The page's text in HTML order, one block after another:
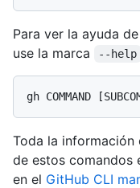
Para ver la ayuda
use la marca
--help
Toda la información
de estos comandos
en el GitHub CLI